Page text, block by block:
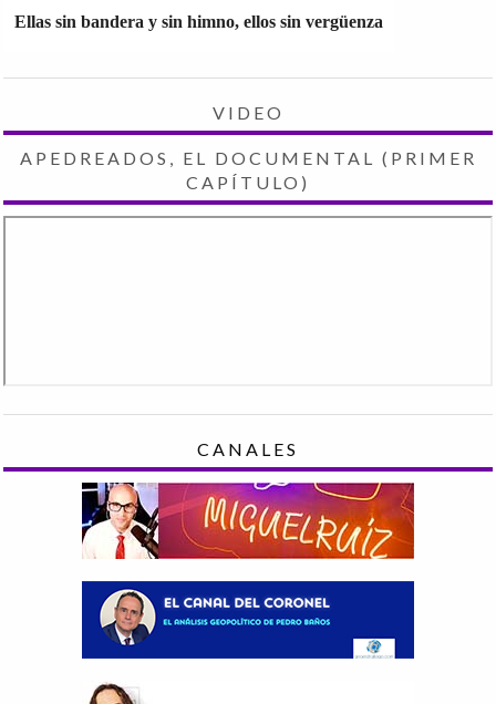
Ellas sin bandera y sin himno, ellos sin vergüenza
VIDEO
APEDREADOS, EL DOCUMENTAL (PRIMER
CAPÍTULO)
CANALES